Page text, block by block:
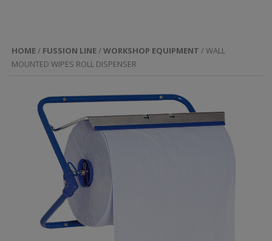
HOME / FUSSION LINE /WORKSHOP EQUIPMENT / WALL
MOUNTED WIPES ROLL DISPENSER